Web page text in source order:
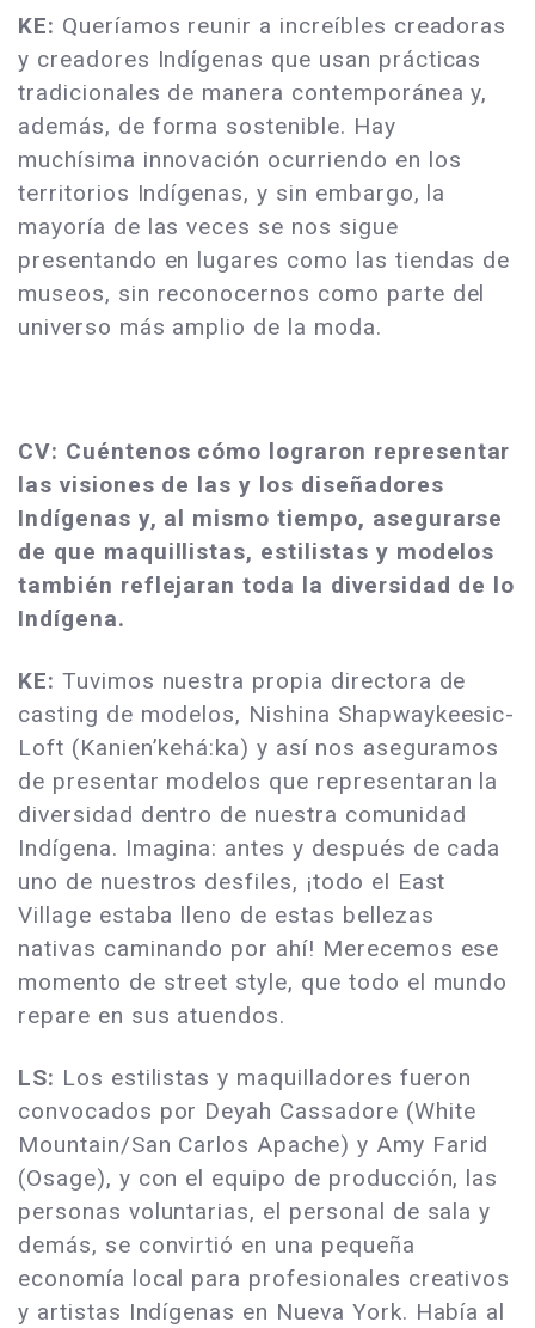
KE: Queríamos reunir a increíbles creadoras
y creadores Indígenas que usan prácticas
tradicionales de manera contemporánea y,
además, de forma sostenible. Hay
muchísima innovación ocurriendo en los
territorios Indígenas, y sin embargo, la
mayoría de las veces se nos sigue
presentando en lugares como las tiendas de
museos, sin reconocernos como parte del
universo más amplio de la moda.
CV: Cuéntenos cómo lograron representar
las visiones de las y los diseñadores
Indígenas y, al mismo tiempo, asegurarse
de que maquillistas, estilistas y modelos
también reflejaran toda la diversidad de lo
Indígena.
KE: Tuvimos nuestra propia directora de
casting de modelos, Nishina Shapwaykeesic-
Loft (Kanien’kehá:ka) y así nos aseguramos
de presentar modelos que representaran la
diversidad dentro de nuestra comunidad
Indígena. Imagina: antes y después de cada
uno de nuestros desfiles, ¡todo el East
Village estaba lleno de estas bellezas
nativas caminando por ahí! Merecemos ese
momento de street style, que todo el mundo
repare en sus atuendos.
LS: Los estilistas y maquilladores fueron
convocados por Deyah Cassadore (White
Mountain/San Carlos Apache) y Amy Farid
(Osage), y con el equipo de producción, las
personas voluntarias, el personal de sala y
demás, se convirtió en una pequeña
economía local para profesionales creativos
y artistas Indígenas en Nueva York. Había al